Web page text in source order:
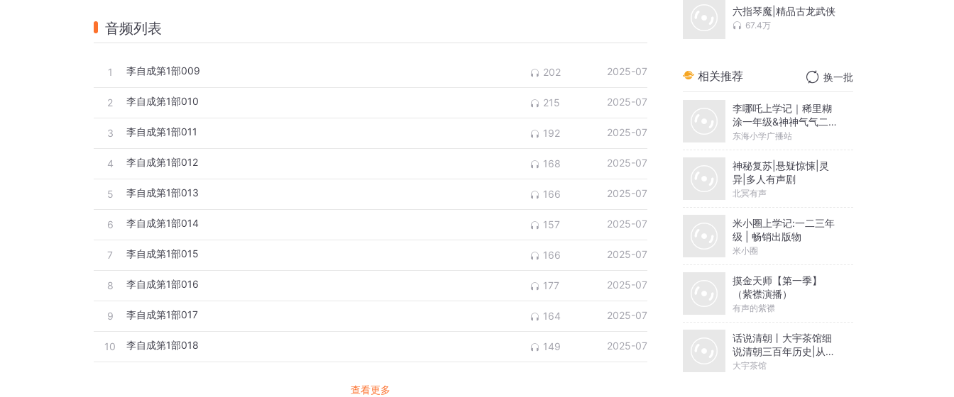
音频列表
1 李自成第1部009 202 2025-07
2 李自成第1部010 215 2025-07
3 李自成第1部011 192 2025-07
4 李自成第1部012 168 2025-07
5 李自成第1部013 166 2025-07
6 李自成第1部014 157 2025-07
7 李自成第1部015 166 2025-07
8 李自成第1部016 177 2025-07
9 李自成第1部017 164 2025-07
10 李自成第1部018 149 2025-07
查看更多
六指琴魔|精品古龙武侠
67.4万
相关推荐 换一批
李哪吒上学记｜稀里糊
涂一年级&神神气气二年
级
东海小学广播站
神秘复苏|悬疑惊悚|灵
异|多人有声剧
北冥有声
米小圈上学记:一二三年
级 | 畅销出版物
米小圈
摸金天师【第一季】
（紫襟演播）
有声的紫襟
话说清朝丨大宇茶馆细
说清朝三百年历史|从努
尔哈赤到末代皇帝溥仪|
大宇茶馆